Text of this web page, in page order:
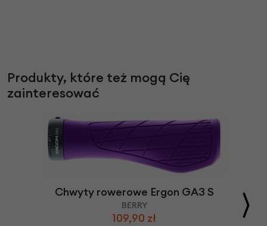
Produkty, które też mogą Cię
zainteresować
Chwyty rowerowe Ergon GA3 S
BERRY
109,90 zł